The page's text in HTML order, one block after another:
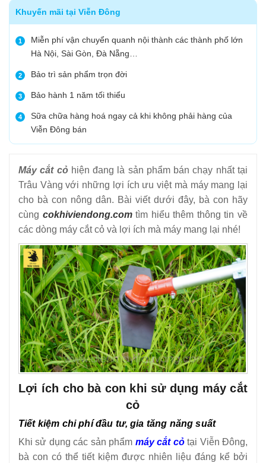
Khuyến mãi tại Viễn Đông
1
Miễn phí vận chuyển quanh nội thành các thành phố lớn
Hà Nội, Sài Gòn, Đà Nẵng…
2 Bảo trì sản phẩm trọn đời
3 Bảo hành 1 năm tối thiểu
4
Sữa chữa hàng hoá ngay cả khi không phải hàng của
Viễn Đông bán
Máy cắt cỏhiện đang là sản phẩm bán chạy nhất tại
Trâu Vàng với những lợi ích ưu việt mà máy mang lại
cho bà con nông dân. Bài viết dưới đây, bà con hãy
cùng cokhiviendong.com tìm hiểu thêm thông tin về
các dòng máy cắt cỏ và lợi ích mà máy mang lại nhé!
Lợi ích cho bà con khi sử dụng máy cắt
cỏ
Tiết kiệm chi phí đầu tư, gia tăng năng suất
Khi sử dụng các sản phẩm máy cắt cỏtại Viễn Đông,
bà con có thể tiết kiệm được nhiên liệu đáng kể bởi